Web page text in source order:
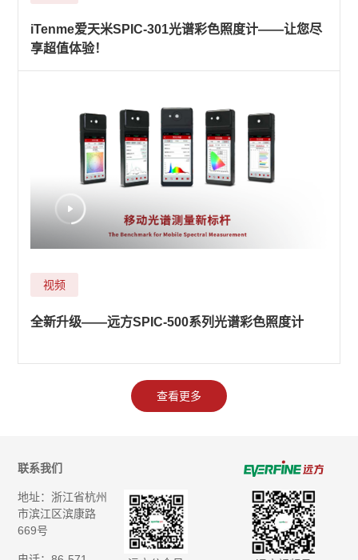
iTenme爱天米SPIC-301光谱彩色照度计——让您尽
享超值体验！
视频
全新升级——远方SPIC-500系列光谱彩色照度计
查看更多
联系我们
地址：浙江省杭州
市滨江区滨康路
669号